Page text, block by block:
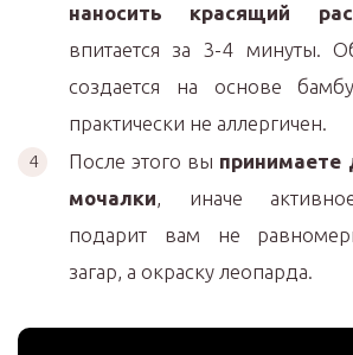
наносить красящий
впитается за 3-4 минуты.
создается на основе
практически не аллергичен.
После этого вы
мочалки, иначе
подарит вам не
загар, а окраску леопарда.